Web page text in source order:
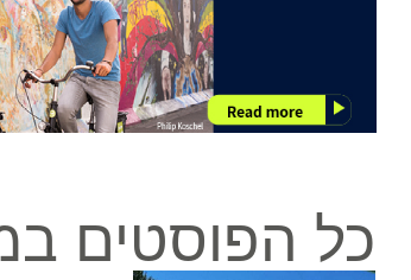
כל הפוסטים